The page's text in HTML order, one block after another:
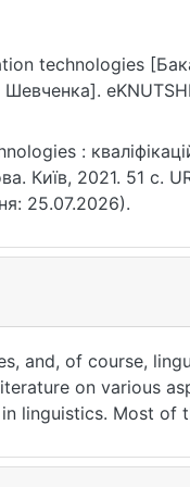
technologies
Шевченка].
:
Київ, 2021. 51 с.
25.07.2026).
and, of course,
on various
linguistics. Most of
of